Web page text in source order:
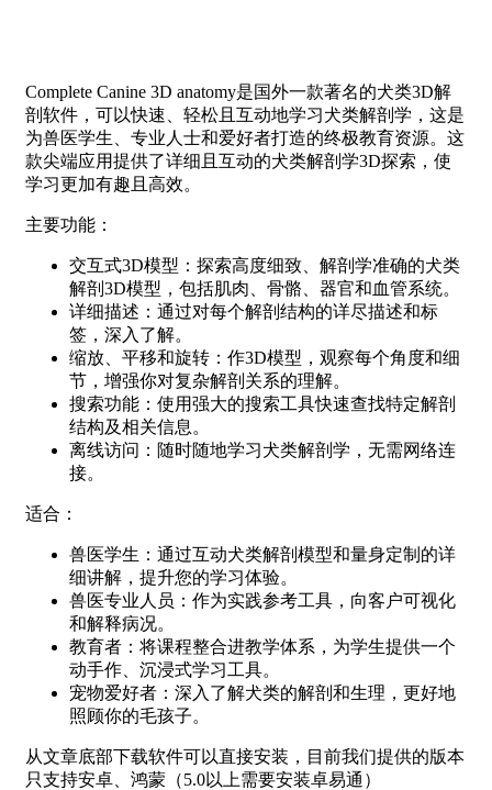
Complete Canine 3D anatomy是国外一款著名的犬类3D解
剖软件，可以快速、轻松且互动地学习犬类解剖学，这是
为兽医学生、专业人士和爱好者打造的终极教育资源。这
款尖端应用提供了详细且互动的犬类解剖学3D探索，使
学习更加有趣且高效。
主要功能：
交互式3D模型：探索高度细致、解剖学准确的犬类
解剖3D模型，包括肌肉、骨骼、器官和血管系统。
详细描述：通过对每个解剖结构的详尽描述和标
签，深入了解。
缩放、平移和旋转：作3D模型，观察每个角度和细
节，增强你对复杂解剖关系的理解。
搜索功能：使用强大的搜索工具快速查找特定解剖
结构及相关信息。
离线访问：随时随地学习犬类解剖学，无需网络连
接。
适合：
兽医学生：通过互动犬类解剖模型和量身定制的详
细讲解，提升您的学习体验。
兽医专业人员：作为实践参考工具，向客户可视化
和解释病况。
教育者：将课程整合进教学体系，为学生提供一个
动手作、沉浸式学习工具。
宠物爱好者：深入了解犬类的解剖和生理，更好地
照顾你的毛孩子。
从文章底部下载软件可以直接安装，目前我们提供的版本
只支持安卓、鸿蒙（5.0以上需要安装卓易通）